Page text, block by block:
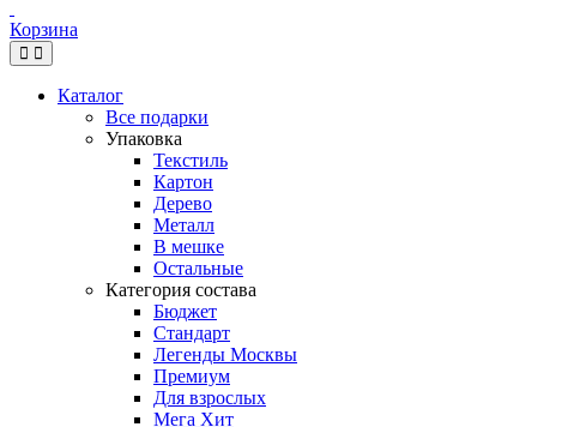
Корзина
Каталог
Все подарки
Упаковка
Текстиль
Картон
Дерево
Металл
В мешке
Остальные
Категория состава
Бюджет
Стандарт
Легенды Москвы
Премиум
Для взрослых
Мега Хит